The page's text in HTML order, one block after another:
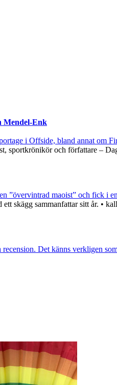
Mendel-Enk
i Offside, bland annat om
sportkrönikör och författare –
”övervintrad maoist” och fick i
skägg sammanfattar sitt år. •
Det känns verkligen